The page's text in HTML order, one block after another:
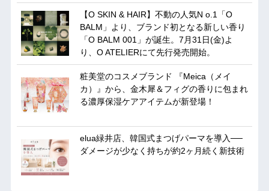
【O SKIN & HAIR】不動の人気N o.1「O
BALM」より、ブランド初となる新しい香り
「O BALM 001」が誕生。7月31日(金)よ
り、O ATELIERにて先行発売開始。
粧美堂のコスメブランド 『Meica（メイ
カ）』から、金木犀＆フィグの香りに包まれ
る濃厚保湿ケアアイテムが新登場！
elua緑井店、韓国式まつげパーマを導入──
ダメージが少なく持ちが約2ヶ月続く新技術